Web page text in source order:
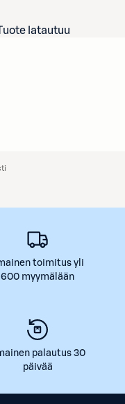
latautuu
toimitus yli
600 myymälään
palautus 30
päivää